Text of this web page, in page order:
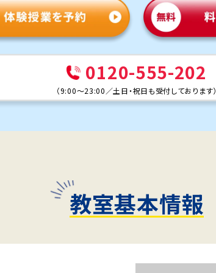
0120-555-202
（9:00～23:00 ／土日・祝日も受付しております）
教室基本情報